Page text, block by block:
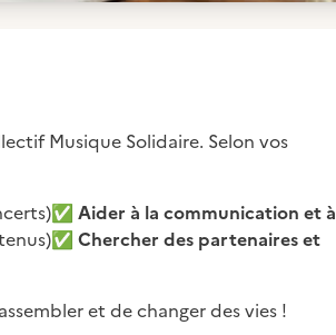
Musique Solidaire. Selon vos
✅ Aider à la communication et à
✅ Chercher des partenaires et
et de changer des vies !